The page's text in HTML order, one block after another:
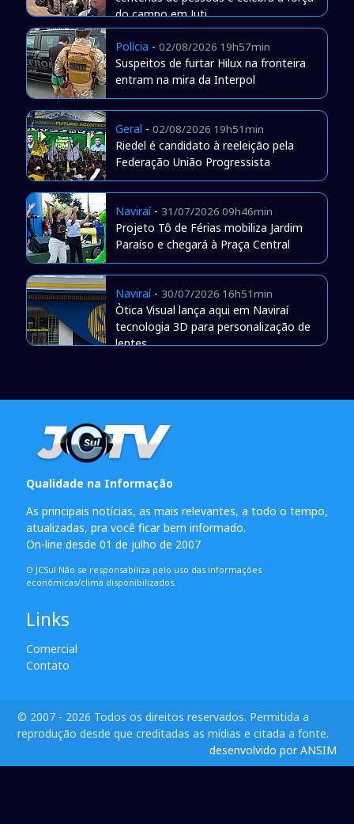
do campo em Juti
Polícia - 02/08/2026 19h57min
Suspeitos de furtar Hilux na fronteira
entram na mira da Interpol
Geral - 02/08/2026 19h51min
Riedel é candidato à reeleição pela
Federação União Progressista
Naviraí- 31/07/2026 09h46min
Projeto Tô de Férias mobiliza Jardim
Paraíso e chegará à Praça Central
Naviraí- 30/07/2026 16h51min
Òtica Visual lança aqui em Naviraí
tecnologia 3D para personalização de
lentes
Qualidade na Informação
As principais notícias, as mais relevantes, a todo o tempo,
atualizadas, pra você ficar bem informado.
On-line desde 01 de julho de 2007
O JCSul Não se responsabiliza pelo uso das informações
econômicas/clima disponibilizados.
Links
Comercial
Contato
© 2007 - 2026 Todos os direitos reservados. Permitida a
reprodução desde que creditadas as mídias e citada a fonte.
desenvolvido por ANSIM